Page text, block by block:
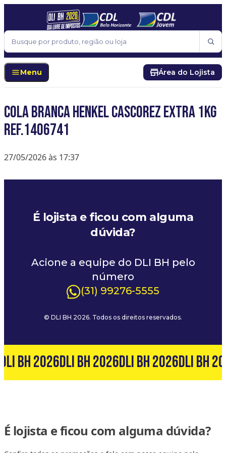
Pular para o conteúdo
Buscar
Menu Área do Lojista
COLA BRANCA HENKEL CASCOREZ EXTRA 1KG
REF.1406741
27/05/2026 às 17:37
É lojista e ficou com alguma
dúvida?
Acione a equipe do DLI BH pelo
número
(31) 99276-5555
© DLI BH 2026. Todos os direitos reservados.
BH 2026DLI BH 2026DLI BH 2026DLI BH
É lojista e ficou com alguma dúvida?